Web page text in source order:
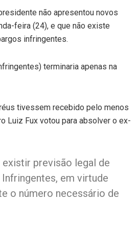
não apresentou novos
feira (24), e que não existe
infringentes.
terminaria apenas na
tivessem recebido pelo menos
Luiz Fux votou para absolver o ex-
previsão legal de
em virtude
o número necessário de